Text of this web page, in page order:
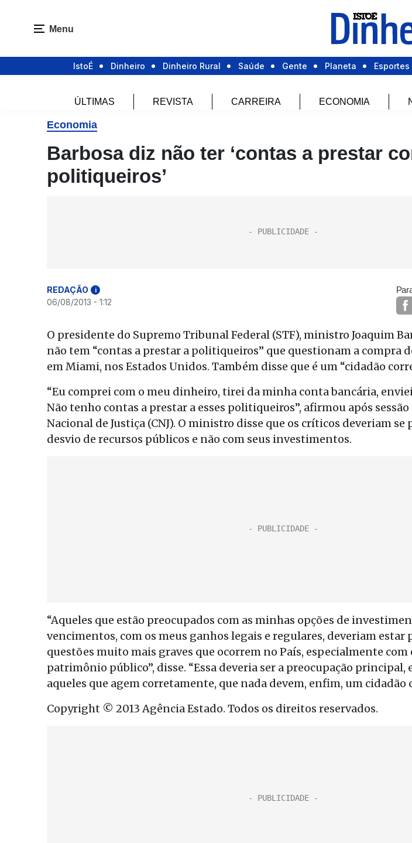
Menu
IstoÉ Dinheiro Dinheiro Rural Saúde Gente Planeta Esportes
ÚLTIMAS REVISTA CARREIRA ECONOMIA
Economia
Barbosa diz não ter ‘contas a prestar
politiqueiros’
REDAÇÃO i
06/08/2013 - 1:12
O presidente do Supremo Tribunal Federal (STF), ministro Joaquim
não tem “contas a prestar a politiqueiros” que questionam a compra
em Miami, nos Estados Unidos. Também disse que é um “cidadão
“Eu comprei com o meu dinheiro, tirei da minha conta bancária,
Não tenho contas a prestar a esses politiqueiros”, afirmou após
Nacional de Justiça (CNJ). O ministro disse que os críticos deveriam se
desvio de recursos públicos e não com seus investimentos.
“Aqueles que estão preocupados com as minhas opções de
vencimentos, com os meus ganhos legais e regulares, deveriam estar
questões muito mais graves que ocorrem no País, especialmente com
patrimônio público”, disse. “Essa deveria ser a preocupação principal,
aqueles que agem corretamente, que nada devem, enfim, um cidadão
Copyright © 2013 Agência Estado. Todos os direitos reservados.